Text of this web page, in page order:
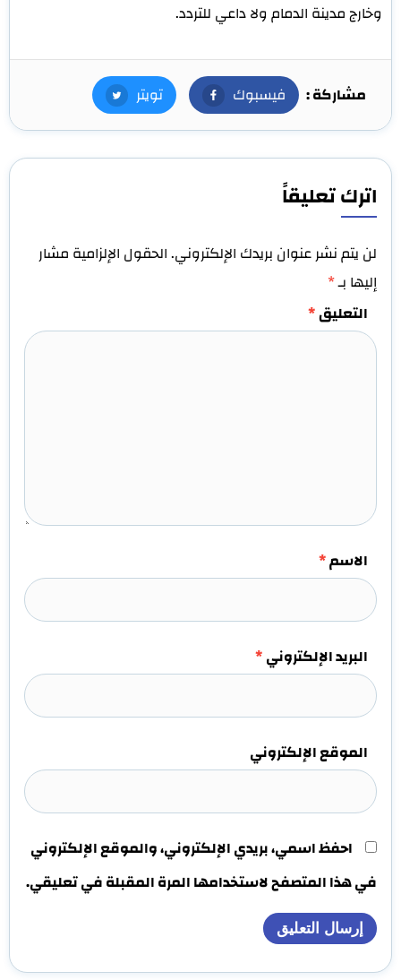
وخارج مدينة الدمام ولا داعي للتردد.
مشاركة : فيسبوك فيسبوكتويتر تويتر
اترك تعليقاً
لن يتم نشر عنوان بريدك الإلكتروني.الحقول الإلزامية مشار
إليها بـ*
التعليق*
الاسم*
البريد الإلكتروني*
الموقع الإلكتروني
احفظ اسمي، بريدي الإلكتروني، والموقع الإلكتروني
في هذا المتصفح لاستخدامها المرة المقبلة في تعليقي.